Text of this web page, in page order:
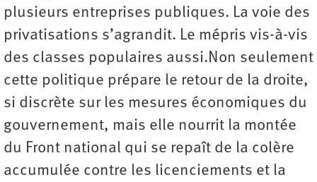
plusieurs entreprises publiques. La voie des
privatisations s’agrandit. Le mépris vis-à-vis
des classes populaires aussi.Non seulement
cette politique prépare le retour de la droite,
si discrète sur les mesures économiques du
gouvernement, mais elle nourrit la montée
du Front national qui se repaît de la colère
accumulée contre les licenciements et la